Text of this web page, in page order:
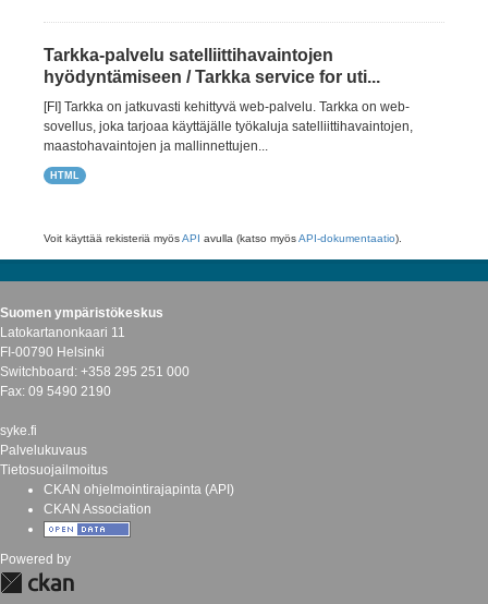
Tarkka-palvelu satelliittihavaintojen
hyödyntämiseen / Tarkka service for uti...
[FI] Tarkka on jatkuvasti kehittyvä web-palvelu. Tarkka on web-
sovellus, joka tarjoaa käyttäjälle työkaluja satelliittihavaintojen,
maastohavaintojen ja mallinnettujen...
HTML
Voit käyttää rekisteriä myösAPI avulla (katso myösAPI-dokumentaatio).
Suomen ympäristökeskus
Latokartanonkaari 11
FI-00790 Helsinki
Switchboard: +358 295 251 000
Fax: 09 5490 2190
syke.fi
Palvelukuvaus
Tietosuojailmoitus
CKAN ohjelmointirajapinta (API)
CKAN Association
Powered by